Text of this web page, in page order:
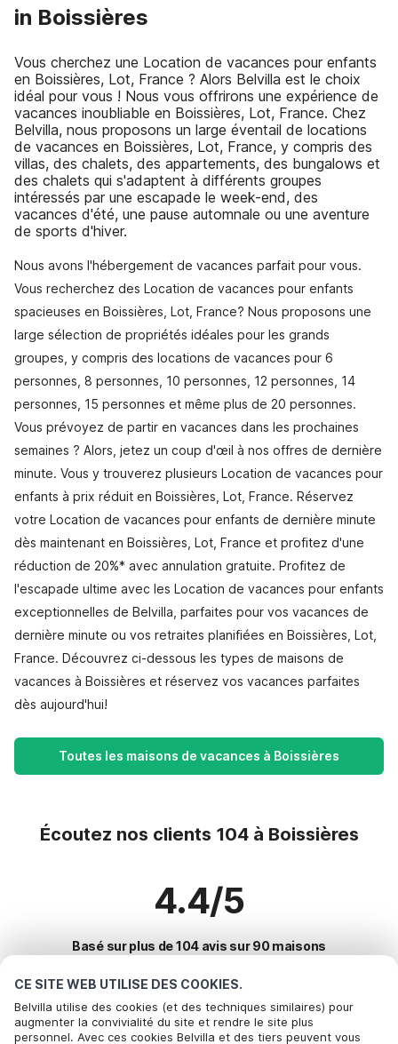
CE SITE WEB UTILISE DES COOKIES.
Belvilla utilise des cookies (et des techniques similaires) pour
augmenter la convivialité du site et rendre le site plus
personnel. Avec ces cookies Belvilla et des tiers peuvent vous
in Boissières
Vous cherchez une Location de vacances pour enfants
en Boissières, Lot, France ? Alors Belvilla est le choix
idéal pour vous ! Nous vous offrirons une expérience de
vacances inoubliable en Boissières, Lot, France. Chez
Belvilla, nous proposons un large éventail de locations
de vacances en Boissières, Lot, France, y compris des
villas, des chalets, des appartements, des bungalows et
des chalets qui s'adaptent à différents groupes
intéressés par une escapade le week-end, des
vacances d'été, une pause automnale ou une aventure
de sports d'hiver.
Nous avons l'hébergement de vacances parfait pour vous.
Vous recherchez des Location de vacances pour enfants
spacieuses en Boissières, Lot, France? Nous proposons une
large sélection de propriétés idéales pour les grands
groupes, y compris des locations de vacances pour 6
personnes, 8 personnes, 10 personnes, 12 personnes, 14
personnes, 15 personnes et même plus de 20 personnes.
Vous prévoyez de partir en vacances dans les prochaines
semaines ? Alors, jetez un coup d'œil à nos offres de dernière
minute. Vous y trouverez plusieurs Location de vacances pour
enfants à prix réduit en Boissières, Lot, France. Réservez
votre Location de vacances pour enfants de dernière minute
dès maintenant en Boissières, Lot, France et profitez d'une
réduction de 20%* avec annulation gratuite. Profitez de
l'escapade ultime avec les Location de vacances pour enfants
exceptionnelles de Belvilla, parfaites pour vos vacances de
dernière minute ou vos retraites planifiées en Boissières, Lot,
France. Découvrez ci-dessous les types de maisons de
vacances à Boissières et réservez vos vacances parfaites
dès aujourd'hui!
Toutes les maisons de vacances à Boissières
Écoutez nos clients 104 à Boissières
4.4/5
Basé sur plus de 104 avis sur 90 maisons
Destinations les plus populaires pour les